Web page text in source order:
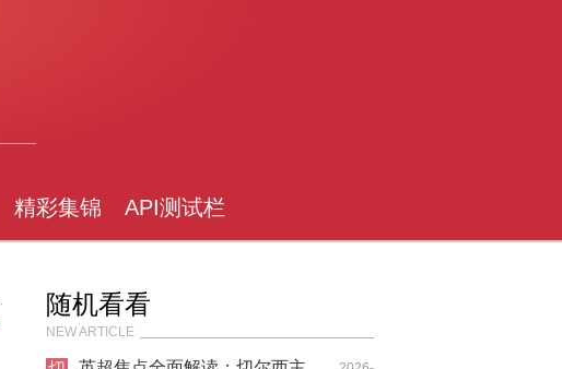
精彩集锦 API测试栏
随机看看
NEW ARTICLE